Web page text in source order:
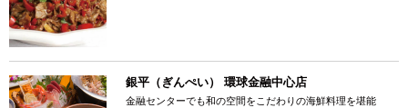
銀平（ぎんぺい） 環球金融中心店
金融センターでも和の空間をこだわりの海鮮料理を堪能